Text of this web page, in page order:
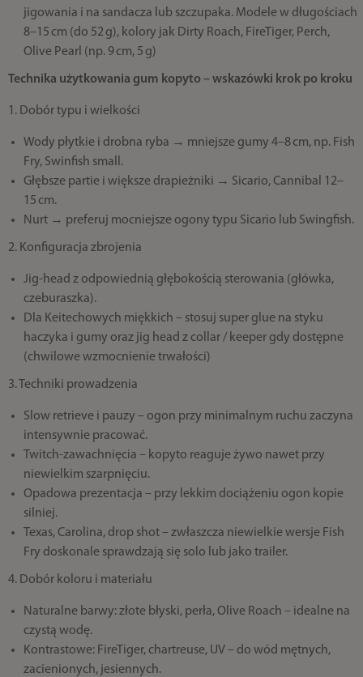
jigowania i na sandacza lub szczupaka. Modele w długościach
8–15 cm (do 52 g), kolory jak Dirty Roach, FireTiger, Perch,
Olive Pearl (np. 9 cm, 5 g)
Technika użytkowania gum kopyto – wskazówki krok po kroku
1. Dobór typu i wielkości
Wody płytkie i drobna ryba → mniejsze gumy 4–8 cm, np. Fish
Fry, Swinfish small.
Głębsze partie i większe drapieżniki → Sicario, Cannibal 12–
15 cm.
Nurt → preferuj mocniejsze ogony typu Sicario lub Swingfish.
2. Konfiguracja zbrojenia
Jig-head z odpowiednią głębokością sterowania (główka,
czeburaszka).
Dla Keitechowych miękkich – stosuj super glue na styku
haczyka i gumy oraz jig head z collar / keeper gdy dostępne
(chwilowe wzmocnienie trwałości)
3. Techniki prowadzenia
Slow retrieve i pauzy – ogon przy minimalnym ruchu zaczyna
intensywnie pracować.
Twitch-zawachnięcia – kopyto reaguje żywo nawet przy
niewielkim szarpnięciu.
Opadowa prezentacja – przy lekkim dociążeniu ogon kopie
silniej.
Texas, Carolina, drop shot – zwłaszcza niewielkie wersje Fish
Fry doskonale sprawdzają się solo lub jako trailer.
4. Dobór koloru i materiału
Naturalne barwy: złote błyski, perła, Olive Roach – idealne na
czystą wodę.
Kontrastowe: FireTiger, chartreuse, UV – do wód mętnych,
zacienionych, jesiennych.